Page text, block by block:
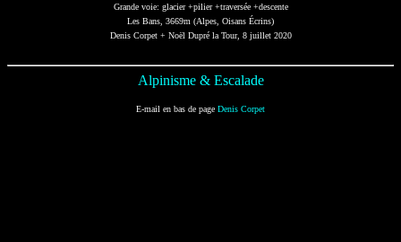
Grande voie: glacier +pilier +traversée +descente
Les Bans, 3669m (Alpes, Oisans Écrins)
Denis Corpet + Noël Dupré la Tour, 8 juillet 2020
Alpinisme & Escalade
E-mail en bas de page Denis Corpet